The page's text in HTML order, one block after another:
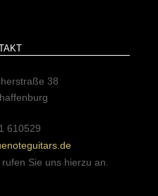
38
610529
Sie uns hierzu an.